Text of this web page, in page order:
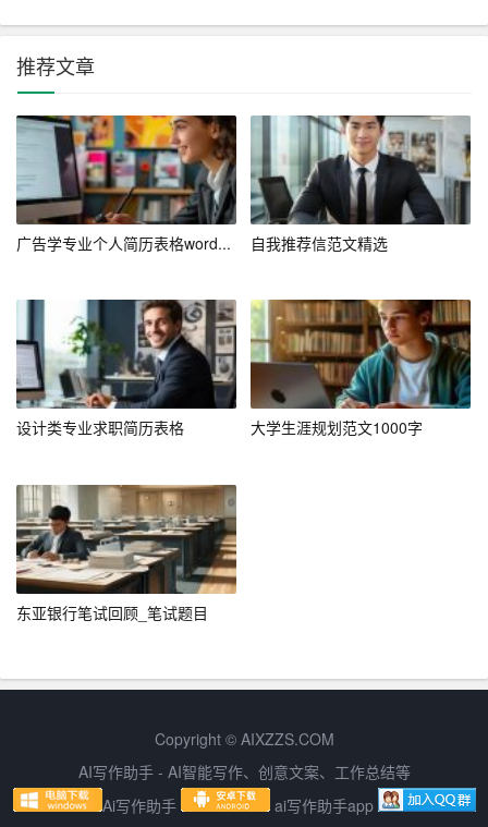
2. 中期目标（3-5年）：
– 在工作中不断积累经验，争取晋升为会计主管或财务助
理。
– 取得助理会计师职称，进一步提升自己的专业水平。
3. 长期目标（5-10年）：
– 成为一名注册会计师或高级会计师，具备独立处理复杂
财务问题的能力。
– 在大型企业或会计师事务所担任财务管理岗位，参与企
– 不断学习新的财务管理理念和技术，保持自己的专业竞
争力。
实施计划
1. 学习计划：
– 在校期间，认真学习会计专业课程，打好理论基础。
– 利用课余时间，参加会计从业资格证的培训，争取早日
推荐文章
广告学专业个人简历表格word... 自我推荐信范文精选
设计类专业求职简历表格 大学生涯规划范文1000字
东亚银行笔试回顾_笔试题目
Copyright © AIXZZS.COM
AI写作助手 - AI智能写作、创意文案、工作总结等
Ai写作助手
ai写作助手app